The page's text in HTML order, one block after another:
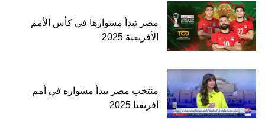
مصر تبدأ مشوارها في كأس الأمم
الأفريقية 2025
منتخب مصر يبدأ مشواره في أمم
أفريقيا 2025